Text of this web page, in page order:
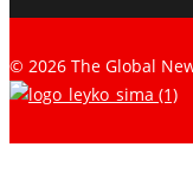
© 2026 The Global